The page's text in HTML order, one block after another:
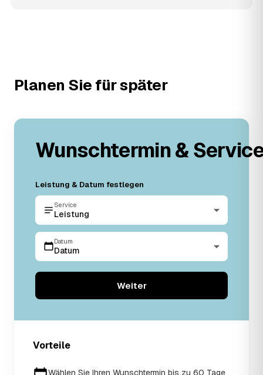
Planen Sie für später
Wunschtermin &
Leistung & Datum festlegen
Service
Leistung
Datum
Datum
Weiter
Vorteile
Wählen Sie Ihren Wunschtermin bis zu 60 Tage